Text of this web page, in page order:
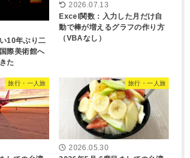
10年ぶり二
際美術館へ
た
2026.07.13
Excel関数：入力した月だけ自
動で棒が増えるグラフの作り方
（VBAなし）
旅行・一人旅 旅行・一人旅
2026.05.30